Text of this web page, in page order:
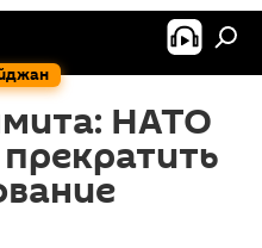
НАТО